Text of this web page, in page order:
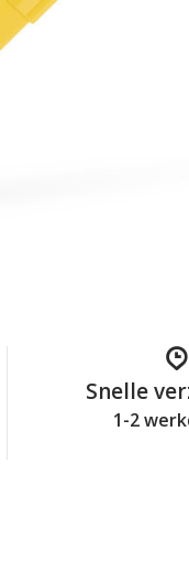
Snelle
1-2